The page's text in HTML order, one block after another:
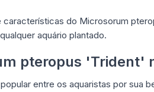
do Microsorum
aquário plantado.
pteropus 'Trident'
entre os aquaristas por sua